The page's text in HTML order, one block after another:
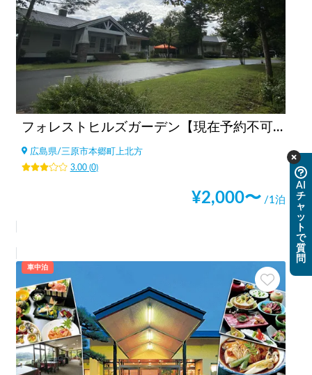
フォレストヒルズガーデン【現在予約不可！】
広島県/三原市本郷町上北方
3.00(0)
¥2,000〜 /1泊
車中泊
AI
チ
ャ
ッ
ト
で
質
問